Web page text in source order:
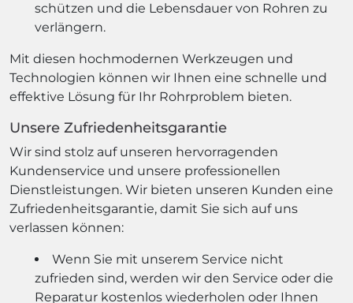
schützen und die Lebensdauer von Rohren zu
verlängern.
Mit diesen hochmodernen Werkzeugen und
Technologien können wir Ihnen eine schnelle und
effektive Lösung für Ihr Rohrproblem bieten.
Unsere Zufriedenheitsgarantie
Wir sind stolz auf unseren hervorragenden
Kundenservice und unsere professionellen
Dienstleistungen. Wir bieten unseren Kunden eine
Zufriedenheitsgarantie, damit Sie sich auf uns
verlassen können:
Wenn Sie mit unserem Service nicht
zufrieden sind, werden wir den Service oder die
Reparatur kostenlos wiederholen oder Ihnen